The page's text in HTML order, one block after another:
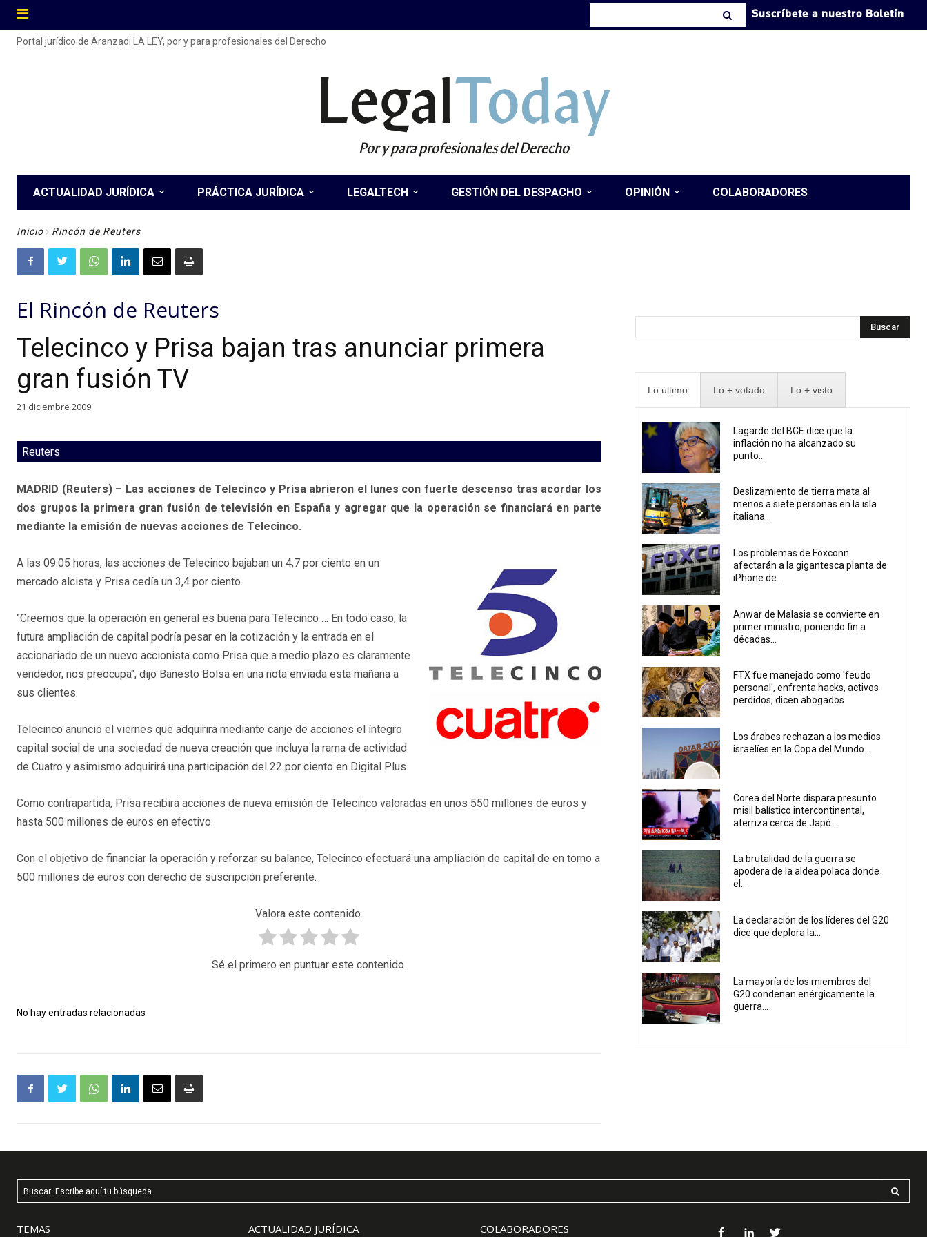
Suscríbete a nuestro Boletín
Portal jurídico de Aranzadi LA LEY, por y para profesionales del Derecho
LegalToday
Por y para profesionales del Derecho
ACTUALIDAD JURÍDICA PRÁCTICA JURÍDICA LEGALTECH GESTIÓN DEL DESPACHO OPINIÓN COLABORADORES
Inicio Rincón de Reuters
El Rincón de Reuters
Telecinco y Prisa bajan tras anunciar primera
gran fusión TV
21 diciembre 2009
Reuters
MADRID (Reuters) – Las acciones de Telecinco y Prisa abrieron el lunes con fuerte descenso tras acordar los
dos grupos la primera gran fusión de televisión en España y agregar que la operación se financiará en parte
mediante la emisión de nuevas acciones de Telecinco.
A las 09:05 horas, las acciones de Telecinco bajaban un 4,7 por ciento en un
mercado alcista y Prisa cedía un 3,4 por ciento.
"Creemos que la operación en general es buena para Telecinco … En todo caso, la
futura ampliación de capital podría pesar en la cotización y la entrada en el
accionariado de un nuevo accionista como Prisa que a medio plazo es claramente
vendedor, nos preocupa", dijo Banesto Bolsa en una nota enviada esta mañana a
sus clientes.
Telecinco anunció el viernes que adquirirá mediante canje de acciones el íntegro
capital social de una sociedad de nueva creación que incluya la rama de actividad
de Cuatro y asimismo adquirirá una participación del 22 por ciento en Digital Plus.
Como contrapartida, Prisa recibirá acciones de nueva emisión de Telecinco valoradas en unos 550 millones de euros y
hasta 500 millones de euros en efectivo.
Con el objetivo de financiar la operación y reforzar su balance, Telecinco efectuará una ampliación de capital de en torno a
500 millones de euros con derecho de suscripción preferente.
Valora este contenido.
Sé el primero en puntuar este contenido.
No hay entradas relacionadas
Buscar
Lo último Lo + votado Lo + visto
Lagarde del BCE dice que la
inflación no ha alcanzado su
punto...
Deslizamiento de tierra mata al
menos a siete personas en la isla
italiana...
Los problemas de Foxconn
afectarán a la gigantesca planta de
iPhone de...
Anwar de Malasia se convierte en
primer ministro, poniendo fin a
décadas...
FTX fue manejado como 'feudo
personal', enfrenta hacks, activos
perdidos, dicen abogados
Los árabes rechazan a los medios
israelíes en la Copa del Mundo...
Corea del Norte dispara presunto
misil balístico intercontinental,
aterriza cerca de Japó...
La brutalidad de la guerra se
apodera de la aldea polaca donde
el...
La declaración de los líderes del G20
dice que deplora la...
La mayoría de los miembros del
G20 condenan enérgicamente la
guerra...
Buscar: Escribe aquí tu búsqueda
TEMAS ACTUALIDAD JURÍDICA COLABORADORES